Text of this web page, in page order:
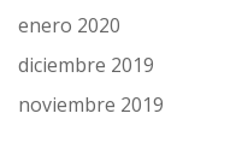
enero 2020
diciembre 2019
noviembre 2019